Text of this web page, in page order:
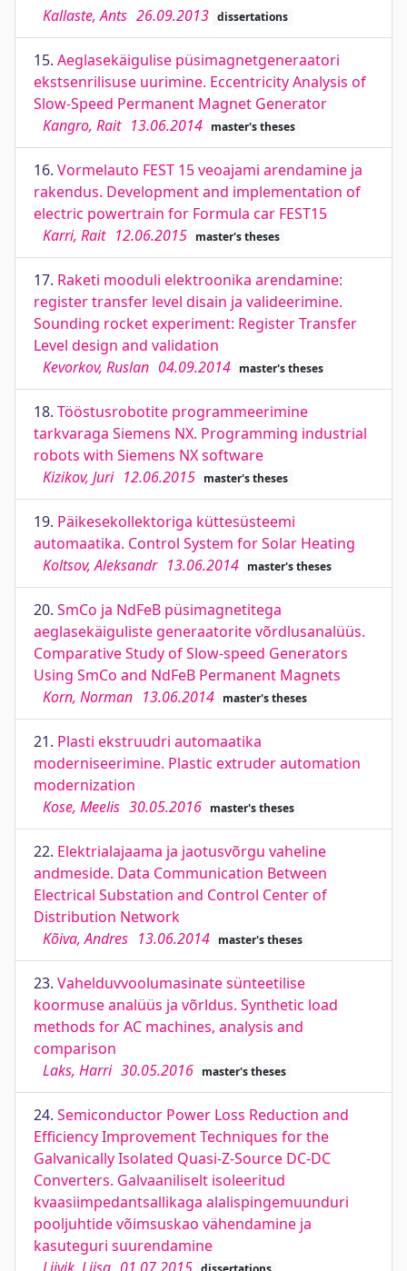
Kallaste, Ants 26.09.2013 dissertations
15. Aeglasekäigulise püsimagnetgeneraatori
ekstsenrilisuse uurimine. Eccentricity Analysis of
Slow-Speed Permanent Magnet Generator
Kangro, Rait 13.06.2014 master's theses
16. Vormelauto FEST 15 veoajami arendamine ja
rakendus. Development and implementation of
electric powertrain for Formula car FEST15
Karri, Rait 12.06.2015 master's theses
17. Raketi mooduli elektroonika arendamine:
register transfer level disain ja valideerimine.
Sounding rocket experiment: Register Transfer
Level design and validation
Kevorkov, Ruslan 04.09.2014 master's theses
18. Tööstusrobotite programmeerimine
tarkvaraga Siemens NX. Programming industrial
robots with Siemens NX software
Kizikov, Juri 12.06.2015 master's theses
19. Päikesekollektoriga küttesüsteemi
automaatika. Control System for Solar Heating
Koltsov, Aleksandr 13.06.2014 master's theses
20. SmCo ja NdFeB püsimagnetitega
aeglasekäiguliste generaatorite võrdlusanalüüs.
Comparative Study of Slow-speed Generators
Using SmCo and NdFeB Permanent Magnets
Korn, Norman 13.06.2014 master's theses
21. Plasti ekstruudri automaatika
moderniseerimine. Plastic extruder automation
modernization
Kose, Meelis 30.05.2016 master's theses
22. Elektrialajaama ja jaotusvõrgu vaheline
andmeside. Data Communication Between
Electrical Substation and Control Center of
Distribution Network
Kõiva, Andres 13.06.2014 master's theses
23. Vahelduvvoolumasinate sünteetilise
koormuse analüüs ja võrldus. Synthetic load
methods for AC machines, analysis and
comparison
Laks, Harri 30.05.2016 master's theses
24. Semiconductor Power Loss Reduction and
Efficiency Improvement Techniques for the
Galvanically Isolated Quasi-Z-Source DC-DC
Converters. Galvaaniliselt isoleeritud
kvaasiimpedantsallikaga alalispingemuunduri
pooljuhtide võimsuskao vähendamine ja
kasuteguri suurendamine